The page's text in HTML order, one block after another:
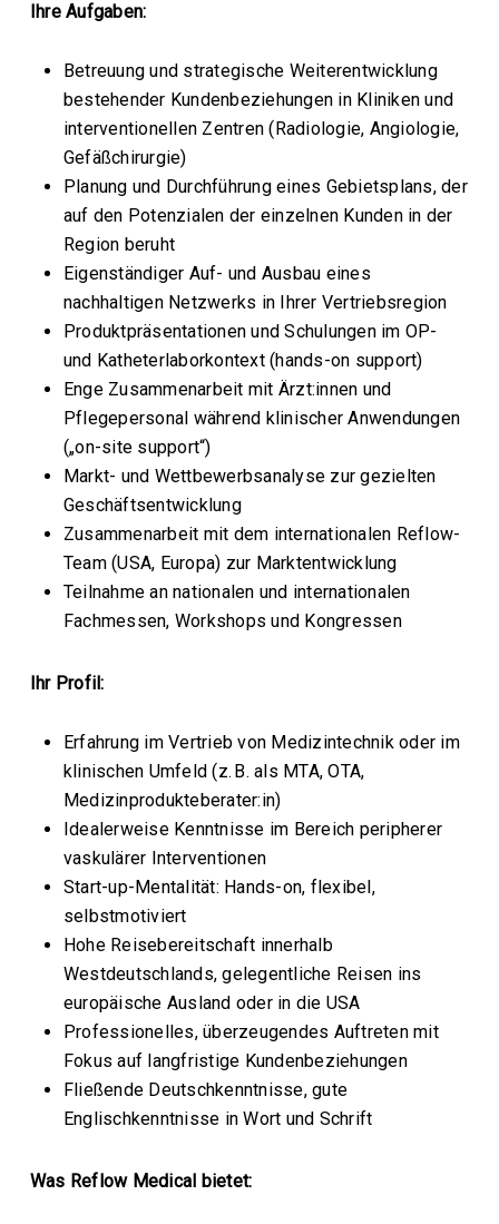
Ihre Aufgaben:
Betreuung und strategische Weiterentwicklung
bestehender Kundenbeziehungen in Kliniken und
interventionellen Zentren (Radiologie, Angiologie,
Gefäßchirurgie)
Planung und Durchführung eines Gebietsplans, der
auf den Potenzialen der einzelnen Kunden in der
Region beruht
Eigenständiger Auf- und Ausbau eines
nachhaltigen Netzwerks in Ihrer Vertriebsregion
Produktpräsentationen und Schulungen im OP-
und Katheterlaborkontext (hands-on support)
Enge Zusammenarbeit mit Ärzt:innen und
Pflegepersonal während klinischer Anwendungen
(„on-site support“)
Markt- und Wettbewerbsanalyse zur gezielten
Geschäftsentwicklung
Zusammenarbeit mit dem internationalen Reflow-
Team (USA, Europa) zur Marktentwicklung
Teilnahme an nationalen und internationalen
Fachmessen, Workshops und Kongressen
Ihr Profil:
Erfahrung im Vertrieb von Medizintechnik oder im
klinischen Umfeld (z. B. als MTA, OTA,
Medizinprodukteberater:in)
Idealerweise Kenntnisse im Bereich peripherer
vaskulärer Interventionen
Start-up-Mentalität: Hands-on, flexibel,
selbstmotiviert
Hohe Reisebereitschaft innerhalb
Westdeutschlands, gelegentliche Reisen ins
europäische Ausland oder in die USA
Professionelles, überzeugendes Auftreten mit
Fokus auf langfristige Kundenbeziehungen
Fließende Deutschkenntnisse, gute
Englischkenntnisse in Wort und Schrift
Was Reflow Medical bietet: